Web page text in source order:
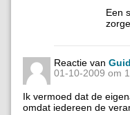
Een
Reactie van
01-10-2009 om
Ik vermoed dat de
omdat iedereen de